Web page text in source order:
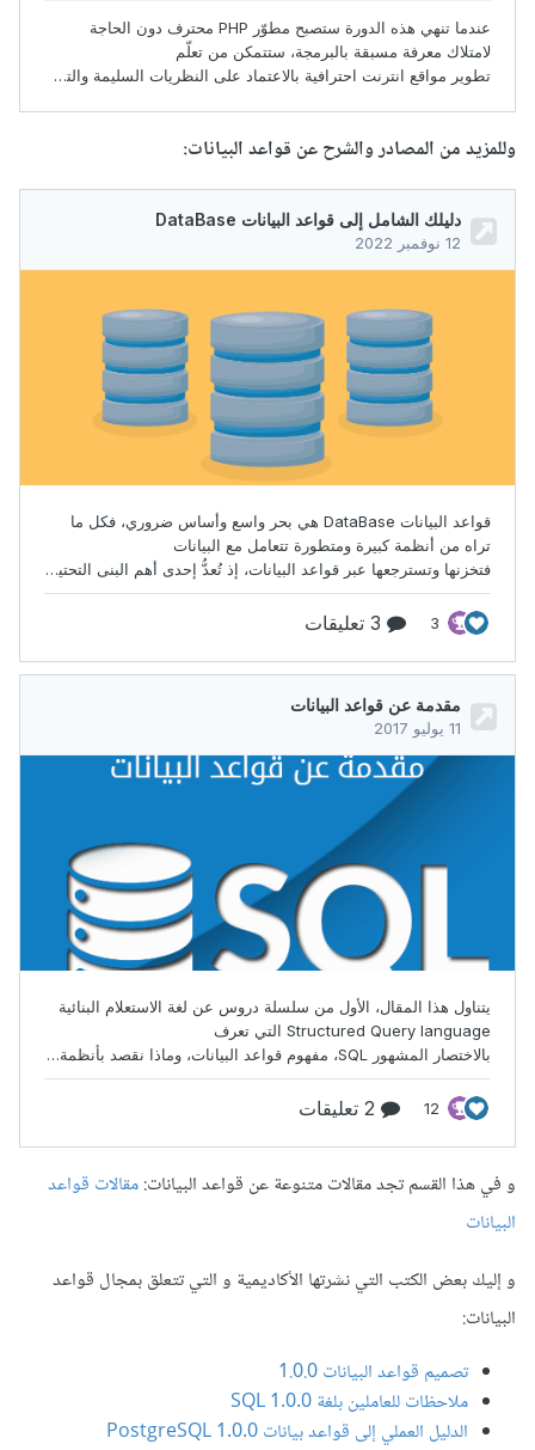
وللمزيد من المصادر والشرح عن قواعد البيانات:
و في هذا القسم تجد مقالات متنوعة عن قواعد البيانات:مقالات قواعد
البيانات
و إليك بعض الكتب التي نشرتها الأكاديمية و التي تتعلق بمجال قواعد
البيانات:
تصميم قواعد البيانات 1.0.0
ملاحظات للعاملين بلغة SQL 1.0.0
الدليل العملي إلى قواعد بيانات PostgreSQL 1.0.0